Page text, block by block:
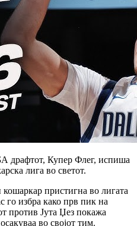
драфтот, Купер Флег, испиша
лига во светот.
пристигна во лигата
го избра како прв пик на
против Јута Џез покажа
во својот тим.